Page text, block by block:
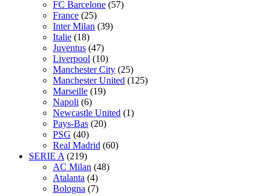
FC Barcelone (57)
France (25)
Inter Milan (39)
Italie (18)
Juventus (47)
Liverpool (10)
Manchester City (25)
Manchester United (125)
Marseille (19)
Napoli (6)
Newcastle United (1)
Pays-Bas (20)
PSG (40)
Real Madrid (60)
SERIE A (219)
AC Milan (48)
Atalanta (4)
Bologna (7)